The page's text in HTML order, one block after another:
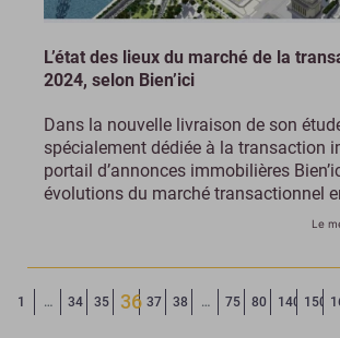
L’état des lieux du marché de la
2024, selon Bien’ici
Dans la nouvelle livraison de son
spécialement dédiée à la transaction
portail d’annonces immobilières
évolutions du marché transactionnel
Le
Page précédente
1 … 34 35
36 37 38 … 75 80 140 150